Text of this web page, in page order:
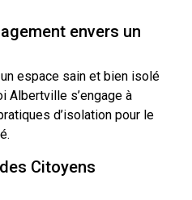
envers un
espace sain et bien isolé
Albertville s’engage à
d’isolation pour le
Citoyens